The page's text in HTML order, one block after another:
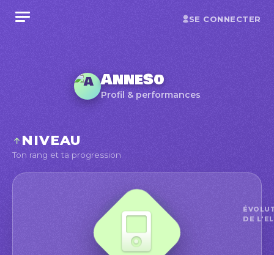
SE CONNECTER
AnneSo
Profil & performances
NIVEAU
Ton rang et ta progression
DE